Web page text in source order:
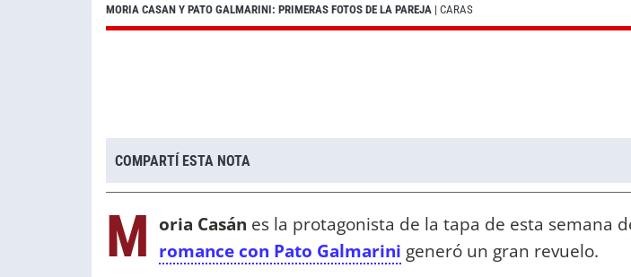
MORIA CASAN Y PATO GALMARINI: PRIMERAS FOTOS DE LA PAREJA | CARAS
COMPARTÍ ESTA NOTA
M oria Casán es la protagonista de la tapa de esta semana
romance con Pato Galmarini generó un gran revuelo.